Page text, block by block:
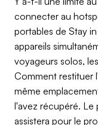
connecter au
portables de Stay
appareils
voyageurs solos,
Comment restituer
même
l'avez récupéré. Le
assistera pour le